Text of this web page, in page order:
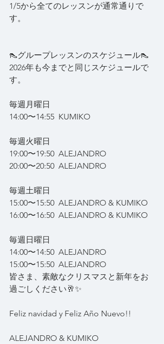
1/5から全てのレッスンが通常通りで
す。
👠グループレッスンのスケジュール👠
2026年も今までと同じスケジュールで
す。
毎週月曜日
14:00〜14:55  KUMIKO
毎週火曜日
19:00〜19:50  ALEJANDRO
20:00〜20:50  ALEJANDRO
毎週土曜日
15:00〜15:50  ALEJANDRO & KUMIKO
16:00〜16:50  ALEJANDRO & KUMIKO
毎週日曜日
14:00〜14:50  ALEJANDRO
15:00〜15:50  ALEJANDRO
皆さま、素敵なクリスマスと新年をお
過ごしください🥂✨
Feliz navidad y Feliz Año Nuevo!!
ALEJANDRO & KUMIKO